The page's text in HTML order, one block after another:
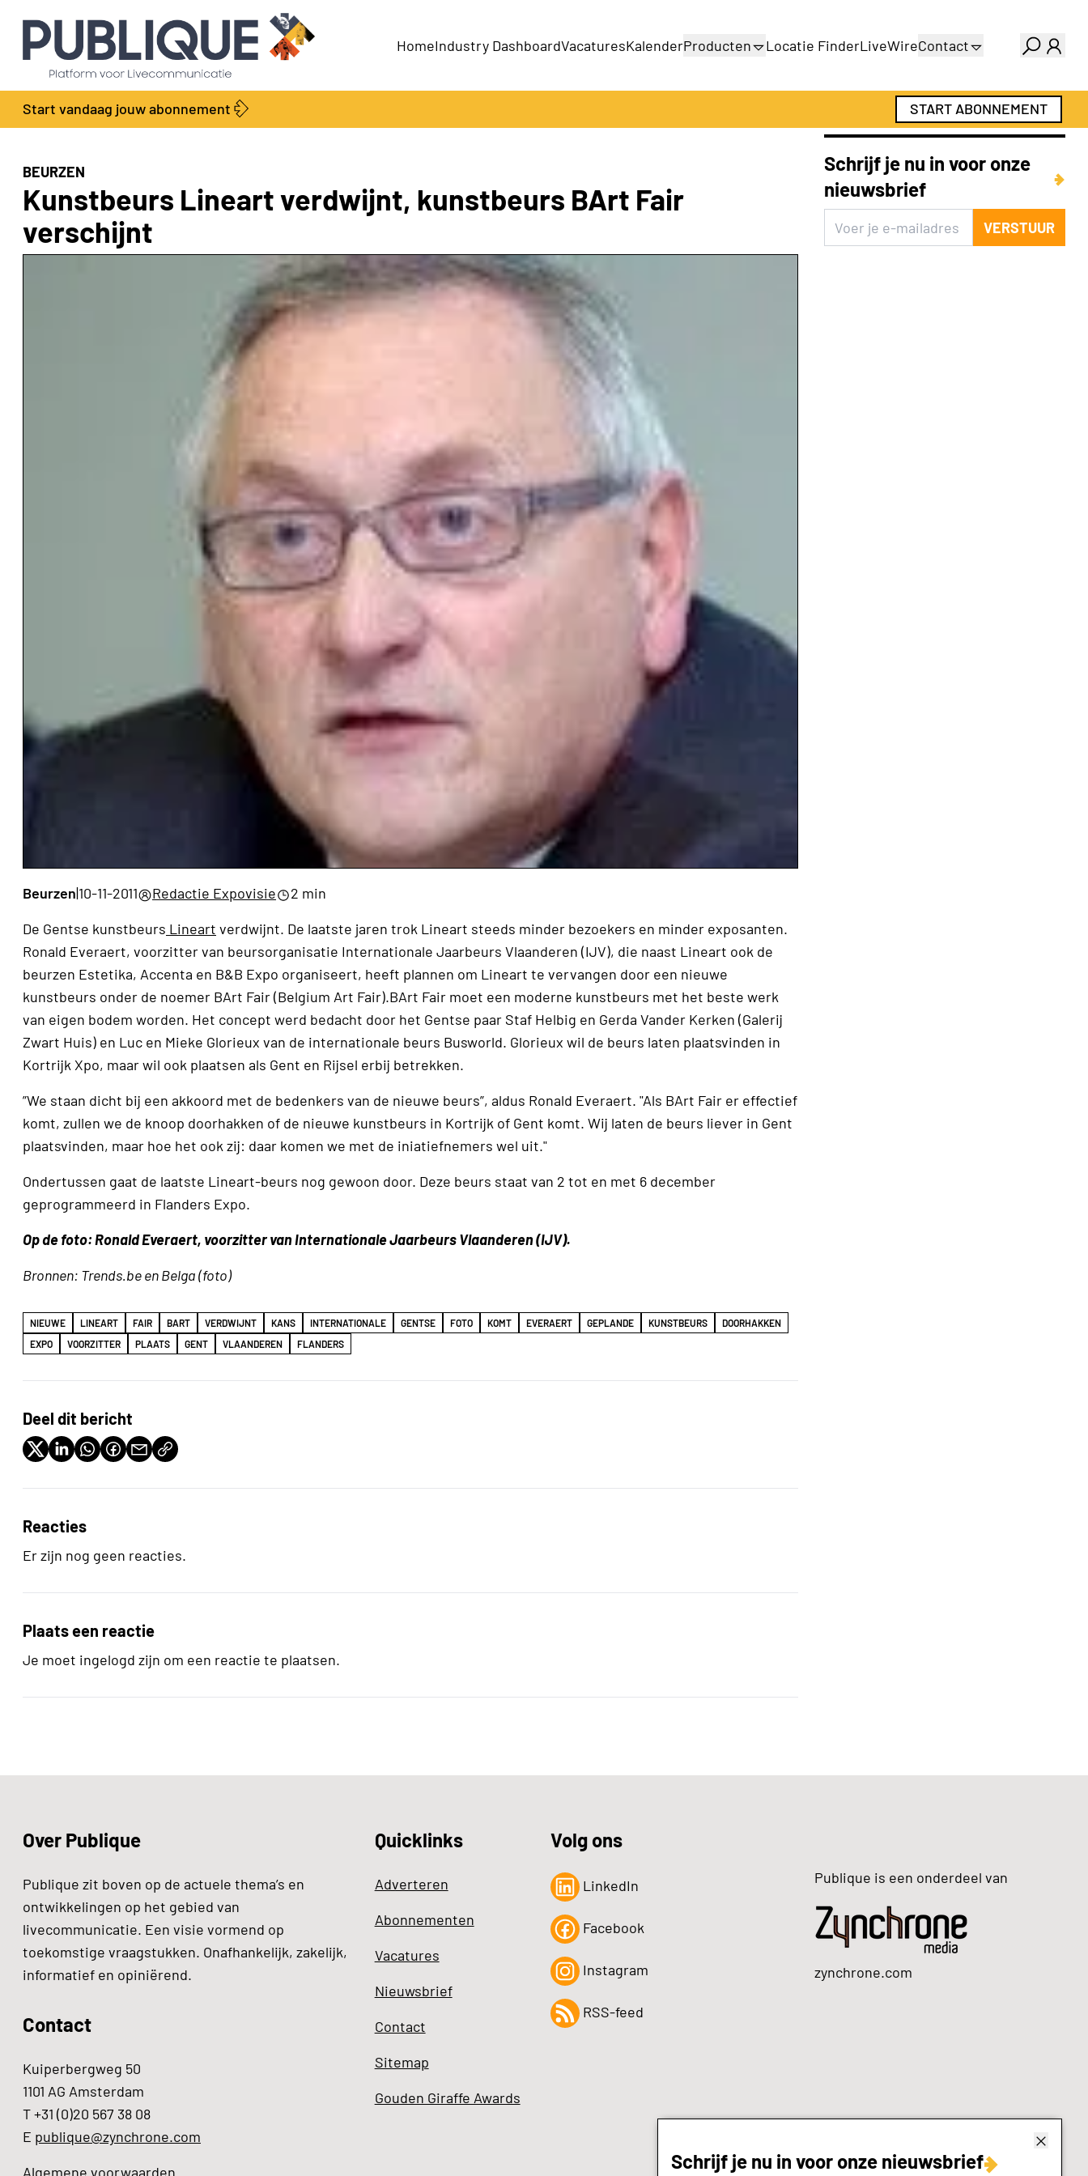
HomeIndustry DashboardVacaturesKalenderProducten
Productengids
Locatie FinderLiveWireContact
Adverteren
Abonnementen
Start vandaag jouw abonnement START ABONNEMENT
BEURZEN
Kunstbeurs Lineart verdwijnt, kunstbeurs BArt Fair
verschijnt
Beurzen|10-11-2011 Redactie Expovisie
2 min
De Gentse kunstbeurs Lineart verdwijnt. De laatste jaren trok Lineart steeds minder bezoekers en minder exposanten.
Ronald Everaert, voorzitter van beursorganisatie Internationale Jaarbeurs Vlaanderen (IJV), die naast Lineart ook de
beurzen Estetika, Accenta en B&B Expo organiseert, heeft plannen om Lineart te vervangen door een nieuwe
kunstbeurs onder de noemer BArt Fair (Belgium Art Fair).BArt Fair moet een moderne kunstbeurs met het beste werk
van eigen bodem worden. Het concept werd bedacht door het Gentse paar Staf Helbig en Gerda Vander Kerken (Galerij
Zwart Huis) en Luc en Mieke Glorieux van de internationale beurs Busworld. Glorieux wil de beurs laten plaatsvinden in
Kortrijk Xpo, maar wil ook plaatsen als Gent en Rijsel erbij betrekken.
”We staan dicht bij een akkoord met de bedenkers van de nieuwe beurs”, aldus Ronald Everaert. "Als BArt Fair er effectief
komt, zullen we de knoop doorhakken of de nieuwe kunstbeurs in Kortrijk of Gent komt. Wij laten de beurs liever in Gent
plaatsvinden, maar hoe het ook zij: daar komen we met de iniatiefnemers wel uit."
Ondertussen gaat de laatste Lineart-beurs nog gewoon door. Deze beurs staat van 2 tot en met 6 december
geprogrammeerd in Flanders Expo.
Op de foto: Ronald Everaert, voorzitter van Internationale Jaarbeurs Vlaanderen (IJV).
Bronnen: Trends.be en Belga (foto)
NIEUWE LINEART FAIR BART VERDWIJNT KANS INTERNATIONALE GENTSE FOTO KOMT EVERAERT GEPLANDE KUNSTBEURS
DOORHAKKEN
EXPO
VOORZITTER PLAATS GENT VLAANDEREN FLANDERS
Deel dit bericht
Reacties
Er zijn nog geen reacties.
Plaats een reactie
Je moet ingelogd zijn om een reactie te plaatsen.
Schrijf je nu in voor onze nieuwsbrief
Schrijf je nu in voor onze
nieuwsbrief
VERSTUUR
Over Publique
Publique zit boven op de actuele thema’s en
ontwikkelingen op het gebied van
livecommunicatie. Een visie vormend op
toekomstige vraagstukken. Onafhankelijk, zakelijk,
informatief en opiniërend.
Contact
Kuiperbergweg 50
1101 AG Amsterdam
T +31 (0)20 567 38 08
E publique@zynchrone.com
Algemene voorwaarden
Quicklinks
Adverteren
Abonnementen
Vacatures
Nieuwsbrief
Contact
Sitemap
Gouden Giraffe Awards
Volg ons
LinkedIn
Facebook
Instagram
RSS-feed
Publique is een onderdeel van
zynchrone.com